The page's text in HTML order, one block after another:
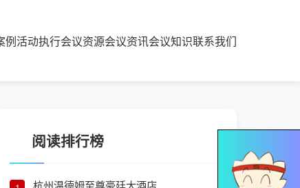
例活动执行会议资源会议资讯会议知识联系我们
阅读排行榜
杭州温德姆至尊豪廷大酒店